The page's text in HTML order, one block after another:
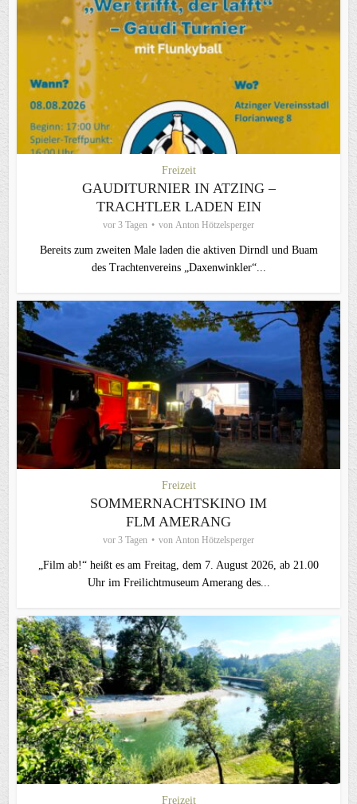
Freizeit
GAUDITURNIER IN ATZING –
TRACHTLER LADEN EIN
vor 3 Tagen von Anton Hötzelsperger
Bereits zum zweiten Male laden die aktiven Dirndl und Buam
des Trachtenvereins „Daxenwinkler“...
Freizeit
SOMMERNACHTSKINO IM
FLM AMERANG
vor 3 Tagen von Anton Hötzelsperger
„Film ab!“ heißt es am Freitag, dem 7. August 2026, ab 21.00
Uhr im Freilichtmuseum Amerang des...
Freizeit